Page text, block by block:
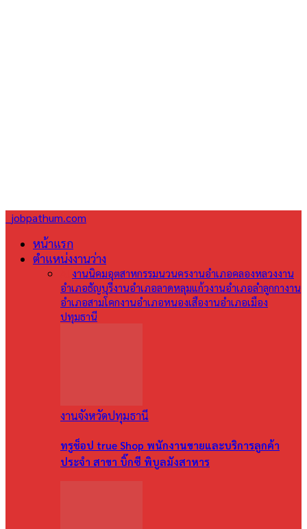
jobpathum.com
หน้าแรก
ตำแหน่งงานว่าง
งานนิคมอุตสาหกรรมนวนครงานอำเภอคลองหลวงงาน
อำเภอธัญบุรีงานอำเภอลาดหลุมแก้วงานอำเภอลำลูกกางาน
อำเภอสามโคกงานอำเภอหนองเสืองานอำเภอเมือง
ปทุมธานี
งานจังหวัดปทุมธานี
ทรูช็อป true Shop พนักงานขายและบริการลูกค้า
ประจำ สาขา บิ๊กซี พิบูลมังสาหาร